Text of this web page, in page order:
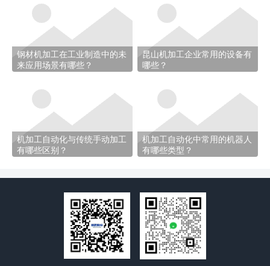
钢材机加工在工业制造中的未
来应用场景有哪些？
昆山机加工企业常用的设备有
哪些？
机加工自动化与传统手动加工
有哪些区别？
机加工自动化中常用的机器人
有哪些类型？